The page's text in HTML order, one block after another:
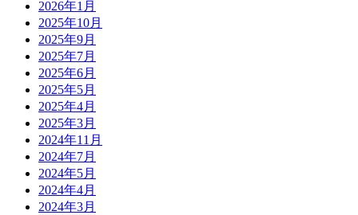
2026年1月
2025年10月
2025年9月
2025年7月
2025年6月
2025年5月
2025年4月
2025年3月
2024年11月
2024年7月
2024年5月
2024年4月
2024年3月